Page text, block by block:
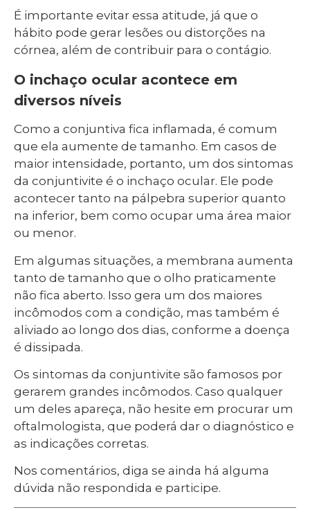
É importante evitar essa atitude, já que o
hábito pode gerar lesões ou distorções na
córnea, além de contribuir para o contágio.
O inchaço ocular acontece em
diversos níveis
Como a conjuntiva fica inflamada, é comum
que ela aumente de tamanho. Em casos de
maior intensidade, portanto, um dos sintomas
da conjuntivite é o inchaço ocular. Ele pode
acontecer tanto na pálpebra superior quanto
na inferior, bem como ocupar uma área maior
ou menor.
Em algumas situações, a membrana aumenta
tanto de tamanho que o olho praticamente
não fica aberto. Isso gera um dos maiores
incômodos com a condição, mas também é
aliviado ao longo dos dias, conforme a doença
é dissipada.
Os sintomas da conjuntivite são famosos por
gerarem grandes incômodos. Caso qualquer
um deles apareça, não hesite em procurar um
oftalmologista, que poderá dar o diagnóstico e
as indicações corretas.
Nos comentários, diga se ainda há alguma
dúvida não respondida e participe.